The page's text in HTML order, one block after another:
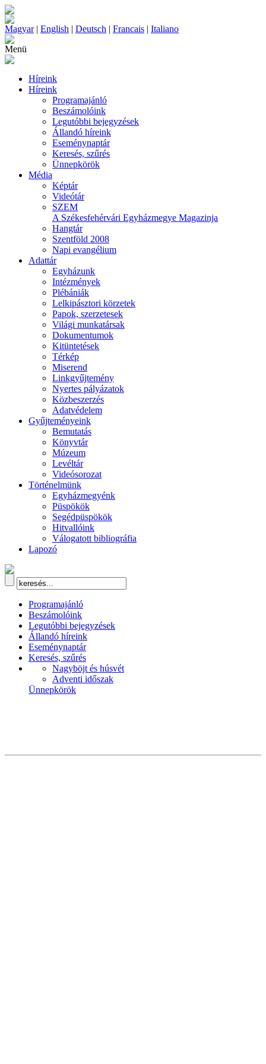
Magyar| English | Deutsch | Francais | Italiano
Menü
Híreink
Híreink
Programajánló
Beszámolóink
Legutóbbi bejegyzések
Állandó híreink
Eseménynaptár
Keresés, szűrés
Ünnepkörök
Média
Képtár
Videótár
SZEM
A Székesfehérvári Egyházmegye Magazinja
Hangtár
Szentföld 2008
Napi evangélium
Adattár
Egyházunk
Intézmények
Plébániák
Lelkipásztori körzetek
Papok, szerzetesek
Világi munkatársak
Dokumentumok
Kitüntetések
Térkép
Miserend
Linkgyűjtemény
Nyertes pályázatok
Közbeszerzés
Adatvédelem
Gyűjteményeink
Bemutatás
Könyvtár
Múzeum
Levéltár
Videósorozat
Történelmünk
Egyházmegyénk
Püspökök
Segédpüspökök
Hitvallóink
Válogatott bibliográfia
Lapozó
Programajánló
Beszámolóink
Legutóbbi bejegyzések
Állandó híreink
Eseménynaptár
Keresés, szűrés
Nagyböjt és húsvét
Adventi időszak
Ünnepkörök